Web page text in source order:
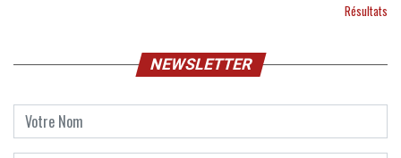
Résultats
NEWSLETTER